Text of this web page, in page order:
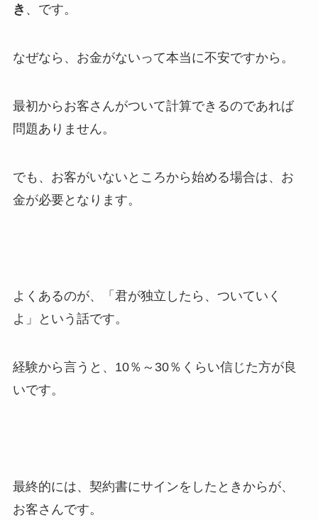
き 、です。
なぜなら、お金がないって本当に不安ですから。
最初からお客さんがついて計算できるのであれば
問題ありません。
でも、お客がいないところから始める場合は、お
金が必要となります。
よくあるのが、「君が独立したら、ついていく
よ」という話です。
経験から言うと、10％～30％くらい信じた方が良
いです。
最終的には、契約書にサインをしたときからが、
お客さんです。